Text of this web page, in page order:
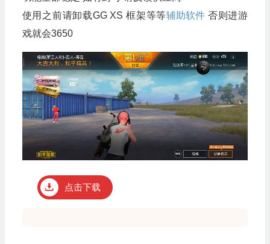
使用之前请卸载GG XS 框架等等辅助软件 否则进游
戏就会3650
点击下载